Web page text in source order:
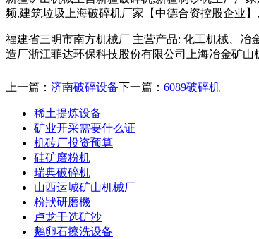
频,建筑垃圾上海破碎机厂家【中德合资控股企业
福建省三明市南方机械厂 主营产品: 化工机械、
造厂浙江菲达环保科技股份有限公司上海冶金矿
上一篇： 济南破碎设备下一篇： 6089破碎机
稀土提炼设备
矿业开采需要什么证
机砖厂投资预算
硅矿磨粉机
瑞典破碎机
山西运城矿山机械厂
粉狀研磨機
卢龙干选矿沙
鹅卵石擦洗设备